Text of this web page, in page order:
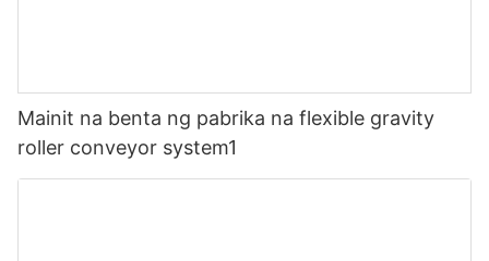
Mainit na benta ng pabrika na flexible gravity
roller conveyor system1